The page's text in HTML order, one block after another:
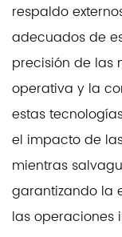
respaldo
adecuados de
precisión de las
operativa y la
estas
el impacto de
mientras
garantizando la
las operaciones